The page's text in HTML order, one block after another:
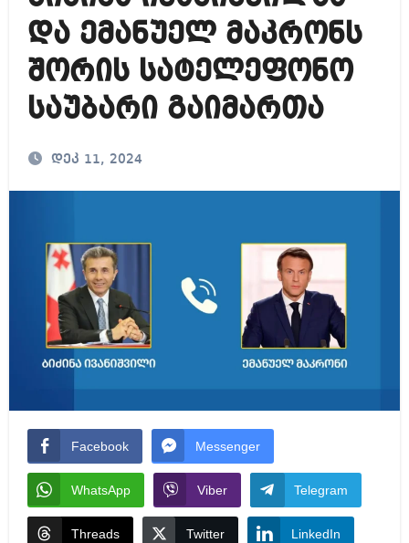
და ემანუელ მაკრონს
შორის სატელეფონო
საუბარი გაიმართა
დეკ 11, 2024
Facebook Messenger
WhatsApp Viber Telegram
Threads Twitter LinkedIn